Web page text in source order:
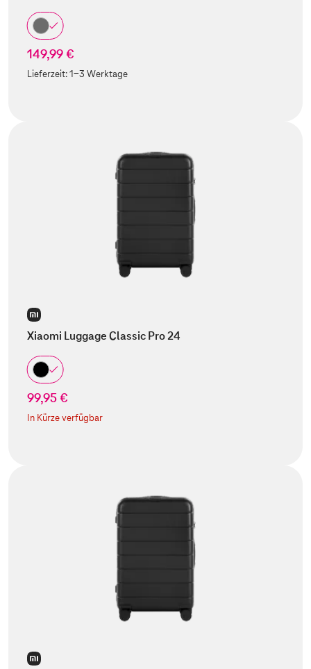
149,99 €
Lieferzeit:1-3 Werktage
Xiaomi Luggage Classic Pro 24
99,95 €
In Kürze verfügbar